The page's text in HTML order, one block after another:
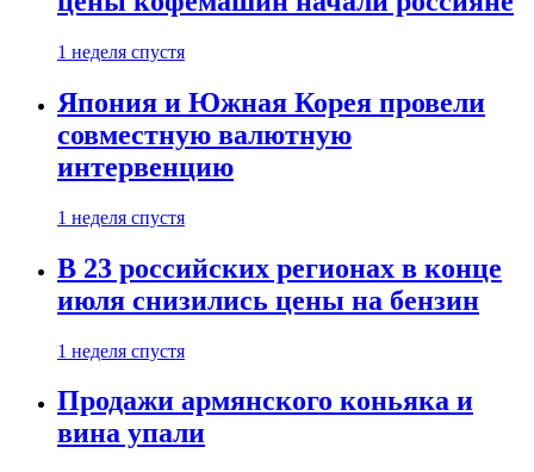
1 неделя спустя
Япония и Южная Корея провели
совместную валютную
интервенцию
1 неделя спустя
В 23 российских регионах в конце
июля снизились цены на бензин
1 неделя спустя
Продажи армянского коньяка и
вина упали